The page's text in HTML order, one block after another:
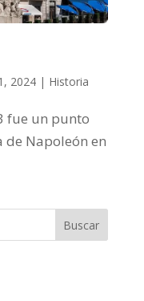
2024| Historia
fue un punto
Napoleón en
Buscar